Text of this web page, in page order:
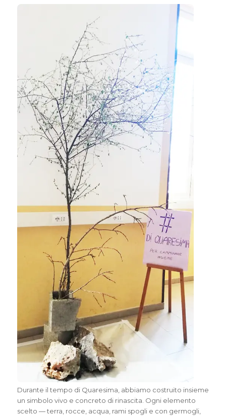
Durante il tempo di Quaresima, abbiamo costruito insieme
un simbolo vivo e concreto di rinascita. Ogni elemento
scelto — terra, rocce, acqua, rami spogli e con germogli,